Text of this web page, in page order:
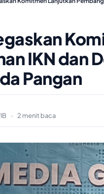
IKN dan
Pangan
• 2 menit baca